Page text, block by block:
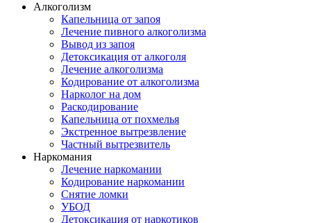
Алкоголизм
Капельница от запоя
Лечение пивного алкоголизма
Вывод из запоя
Детоксикация от алкоголя
Лечение алкоголизма
Кодирование от алкоголизма
Нарколог на дом
Раскодирование
Капельница от похмелья
Экстренное вытрезвление
Частный вытрезвитель
Наркомания
Лечение наркомании
Кодирование наркомании
Снятие ломки
УБОД
Детоксикация от наркотиков